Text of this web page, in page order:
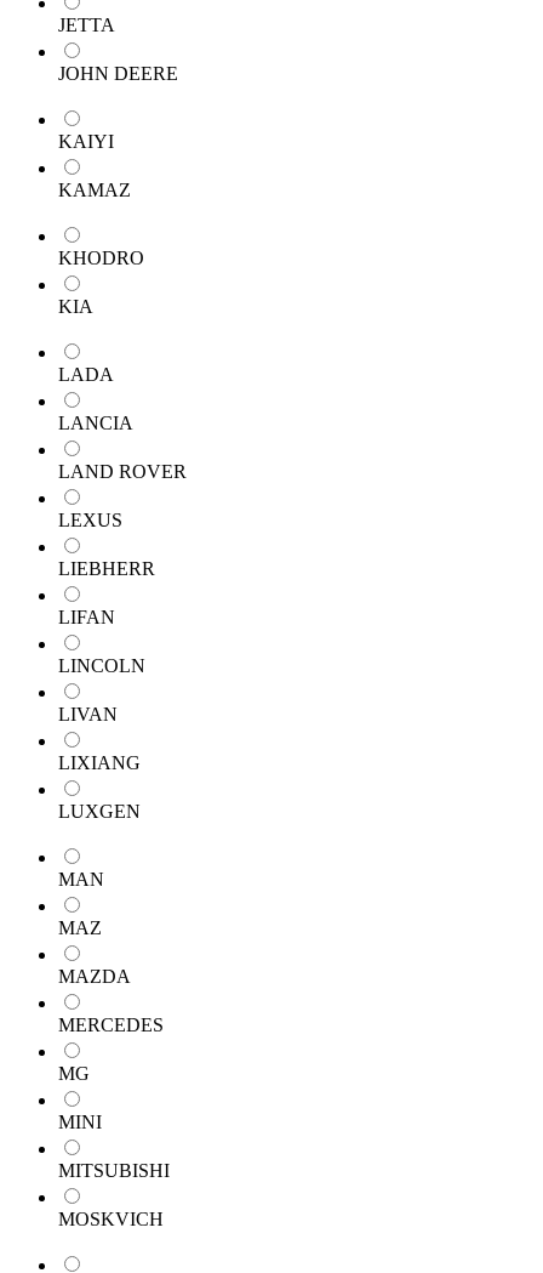
JETTA
JOHN DEERE
KAIYI
KAMAZ
KHODRO
KIA
LADA
LANCIA
LAND ROVER
LEXUS
LIEBHERR
LIFAN
LINCOLN
LIVAN
LIXIANG
LUXGEN
MAN
MAZ
MAZDA
MERCEDES
MG
MINI
MITSUBISHI
MOSKVICH